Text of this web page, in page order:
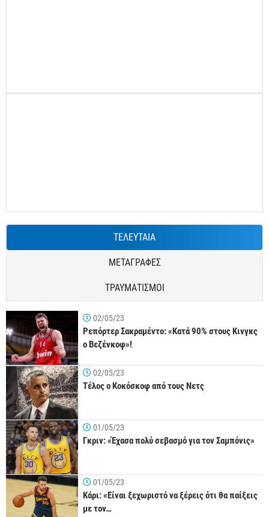
ΤΕΛΕΥΤΑΙΑ
ΜΕΤΑΓΡΑΦΕΣ
ΤΡΑΥΜΑΤΙΣΜΟΙ
02/05/23
Ρεπόρτερ Σακραμέντο: «Κατά 90% στους Κινγκς
ο Βεζένκοφ»!
02/05/23
Τέλος ο Κοκόσκοφ από τους Νετς
01/05/23
Γκριν: «Έχασα πολύ σεβασμό για τον Σαμπόνις»
01/05/23
Κάρι: «Είναι ξεχωριστό να ξέρεις ότι θα παίξεις
με τον…